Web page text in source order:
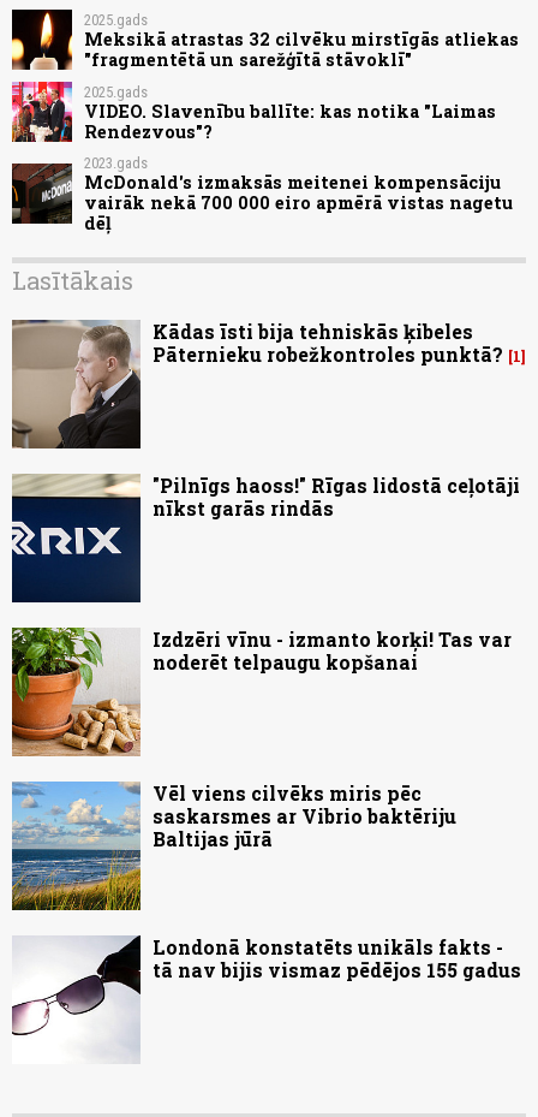
2025.gads
Meksikā atrastas 32 cilvēku mirstīgās atliekas
"fragmentētā un sarežģītā stāvoklī"
2025.gads
VIDEO. Slavenību ballīte: kas notika "Laimas
Rendezvous"?
2023.gads
McDonald's izmaksās meitenei kompensāciju
vairāk nekā 700 000 eiro apmērā vistas nagetu
dēļ
Lasītākais
Kādas īsti bija tehniskās ķibeles
Pāternieku robežkontroles punktā?
1
"Pilnīgs haoss!" Rīgas lidostā ceļotāji
nīkst garās rindās
Izdzēri vīnu - izmanto korķi! Tas var
noderēt telpaugu kopšanai
Vēl viens cilvēks miris pēc
saskarsmes ar Vibrio baktēriju
Baltijas jūrā
Londonā konstatēts unikāls fakts -
tā nav bijis vismaz pēdējos 155 gadus